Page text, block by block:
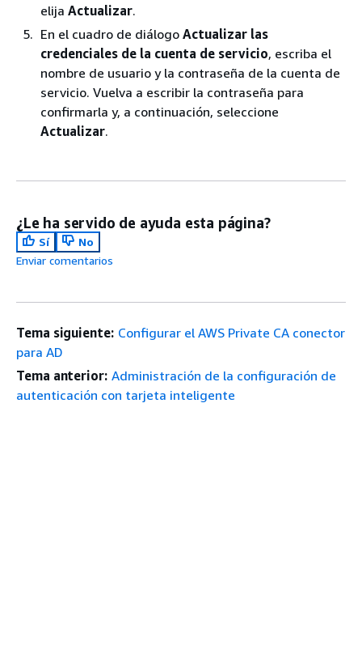
elija Actualizar.
En el cuadro de diálogo Actualizar las
credenciales de la cuenta de servicio, escriba el
nombre de usuario y la contraseña de la cuenta de
servicio. Vuelva a escribir la contraseña para
confirmarla y, a continuación, seleccione
Actualizar.
¿Le ha servido de ayuda esta página?
Sí
No
Enviar comentarios
Tema siguiente: Configurar el AWS Private CA conector
para AD
Tema anterior: Administración de la configuración de
autenticación con tarjeta inteligente